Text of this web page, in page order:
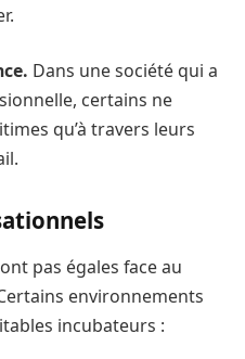
Dans une société qui a
certains ne
qu’à travers leurs
pas égales face au
environnements
incubateurs :